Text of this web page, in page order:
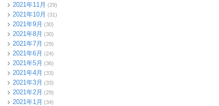
2021年11月 (29)
2021年10月 (31)
2021年9月 (30)
2021年8月 (30)
2021年7月 (29)
2021年6月 (24)
2021年5月 (36)
2021年4月 (33)
2021年3月 (33)
2021年2月 (29)
2021年1月 (34)